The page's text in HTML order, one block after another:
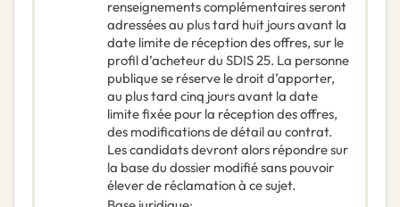
renseignements complémentaires seront
adressées au plus tard huit jours avant la
date limite de réception des offres, sur le
profil d’acheteur du SDIS 25. La personne
publique se réserve le droit d’apporter,
au plus tard cinq jours avant la date
limite fixée pour la réception des offres,
des modifications de détail au contrat.
Les candidats devront alors répondre sur
la base du dossier modifié sans pouvoir
élever de réclamation à ce sujet.